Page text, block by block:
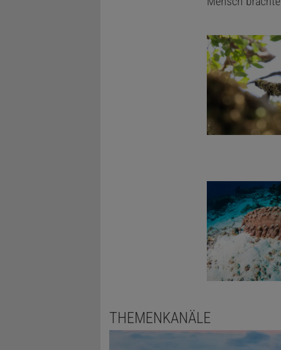
THEMENKANÄLE